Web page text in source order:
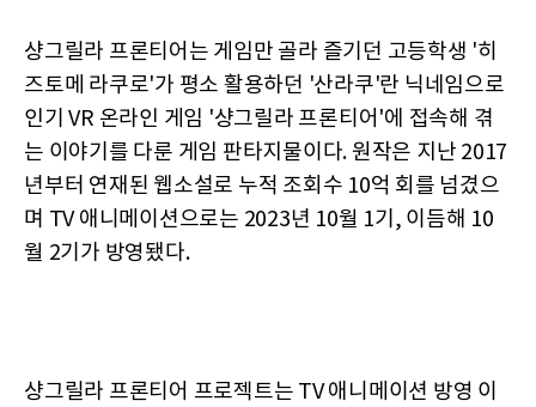
샹그릴라 프론티어는 게임만 골라 즐기던 고등학생 '히
즈토메 라쿠로'가 평소 활용하던 '산라쿠'란 닉네임으로
인기 VR 온라인 게임 '샹그릴라 프론티어'에 접속해 겪
는 이야기를 다룬 게임 판타지물이다. 원작은 지난 2017
년부터 연재된 웹소설로 누적 조회수 10억 회를 넘겼으
며 TV 애니메이션으로는 2023년 10월 1기, 이듬해 10
월 2기가 방영됐다.
샹그릴라 프론티어 프로젝트는 TV 애니메이션 방영 이